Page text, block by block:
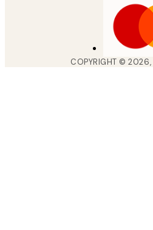
COPYRIGHT ©2026,